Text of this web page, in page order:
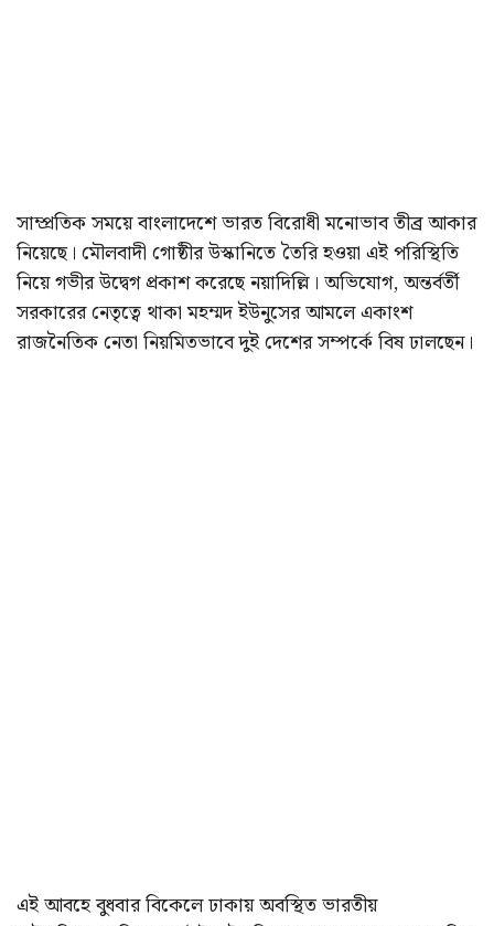
সাম্প্রতিক সময়ে বাংলাদেশে ভারত বিরোধী মনোভাব তীব্র আকার
নিয়েছে। মৌলবাদী গোষ্ঠীর উস্কানিতে তৈরি হওয়া এই পরিস্থিতি
নিয়ে গভীর উদ্বেগ প্রকাশ করেছে নয়াদিল্লি। অভিযোগ, অন্তর্বর্তী
সরকারের নেতৃত্বে থাকা মহম্মদ ইউনুসের আমলে একাংশ
রাজনৈতিক নেতা নিয়মিতভাবে দুই দেশের সম্পর্কে বিষ ঢালছেন।
এই আবহে বুধবার বিকেলে ঢাকায় অবস্থিত ভারতীয়